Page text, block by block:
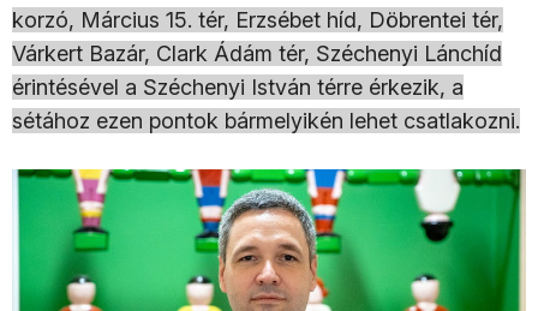
korzó, Március 15. tér, Erzsébet híd, Döbrentei tér,
Várkert Bazár, Clark Ádám tér, Széchenyi Lánchíd
érintésével a Széchenyi István térre érkezik, a
sétához ezen pontok bármelyikén lehet csatlakozni.